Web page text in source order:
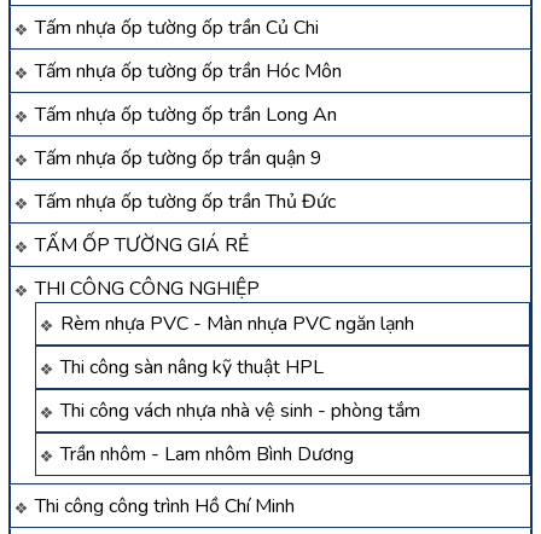
Tấm nhựa ốp tường ốp trần Củ Chi
Tấm nhựa ốp tường ốp trần Hóc Môn
Tấm nhựa ốp tường ốp trần Long An
Tấm nhựa ốp tường ốp trần quận 9
Tấm nhựa ốp tường ốp trần Thủ Đức
TẤM ỐP TƯỜNG GIÁ RẺ
THI CÔNG CÔNG NGHIỆP
Rèm nhựa PVC - Màn nhựa PVC ngăn lạnh
Thi công sàn nâng kỹ thuật HPL
Thi công vách nhựa nhà vệ sinh - phòng tắm
Trần nhôm - Lam nhôm Bình Dương
Thi công công trình Hồ Chí Minh